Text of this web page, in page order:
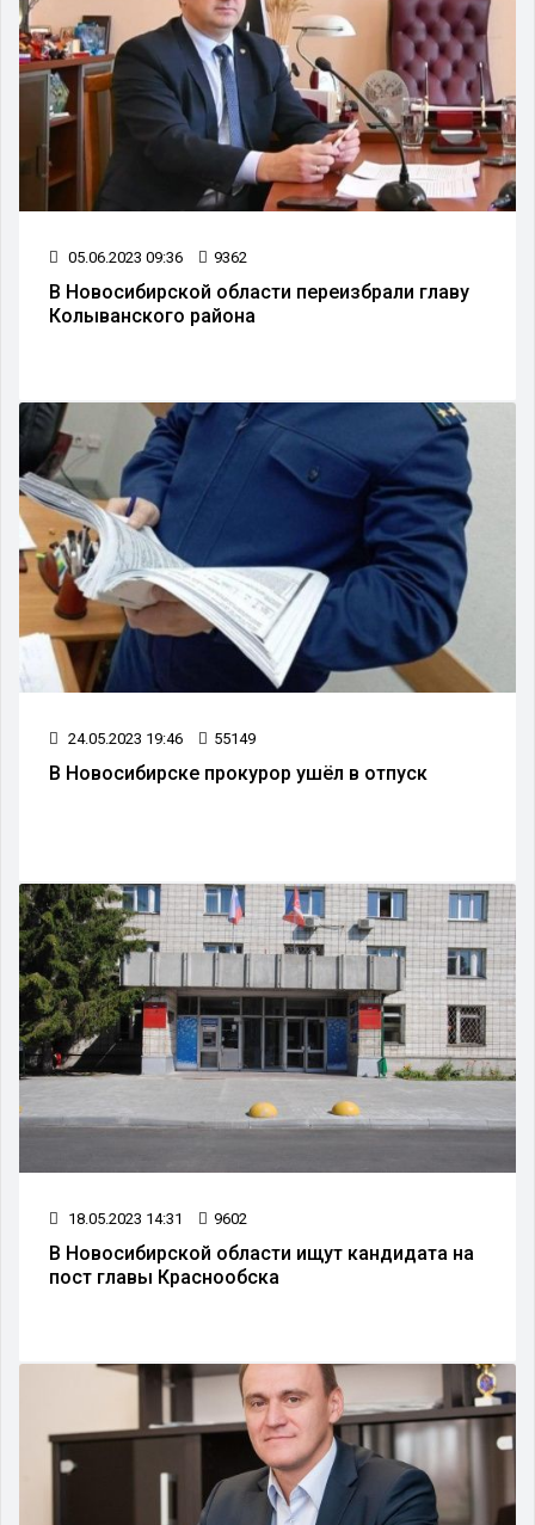
05.06.2023 09:36 9362
В Новосибирской области переизбрали главу
Колыванского района
24.05.2023 19:46 55149
В Новосибирске прокурор ушёл в отпуск
18.05.2023 14:31 9602
В Новосибирской области ищут кандидата на
пост главы Краснообска